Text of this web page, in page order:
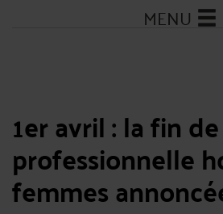
MENU
1er avril : la fin
professionnelle
femmes